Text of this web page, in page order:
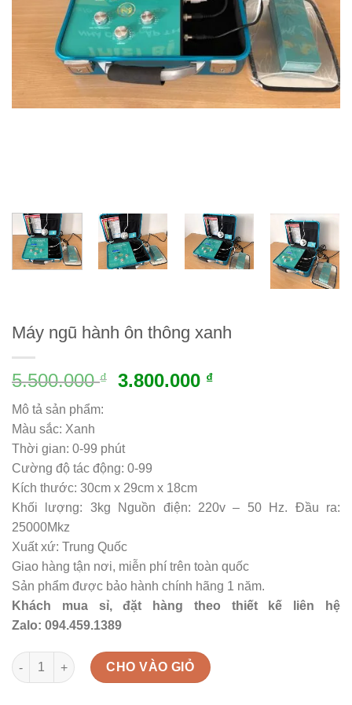
Máy ngũ hành ôn thông xanh
5.500.000₫ 3.800.000 ₫
Mô tả sản phẩm:
Màu sắc: Xanh
Thời gian: 0-99 phút
Cường độ tác động: 0-99
Kích thước: 30cm x 29cm x 18cm
Khối lượng: 3kg Nguồn điện: 220v – 50 Hz. Đầu ra:
25000Mkz
Xuất xứ: Trung Quốc
Giao hàng tận nơi, miễn phí trên toàn quốc
Sản phẩm được bảo hành chính hãng 1 năm.
Khách mua sỉ, đặt hàng theo thiết kế liên hệ
Zalo: 094.459.1389
Máy ngũ hành ôn thông xanh quantity
CHO VÀO GIỎ